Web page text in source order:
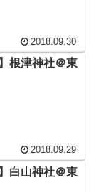
2018.09.30
根津神社＠東
2018.09.29
白山神社＠東